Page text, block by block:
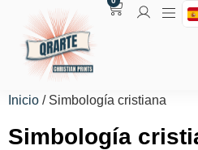
Inicio / Simbología cristiana
Simbología